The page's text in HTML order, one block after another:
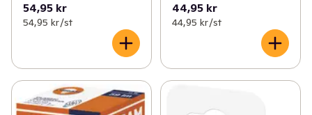
54,95 kr
54,95 kr /st
44,95 kr
44,95 kr /st